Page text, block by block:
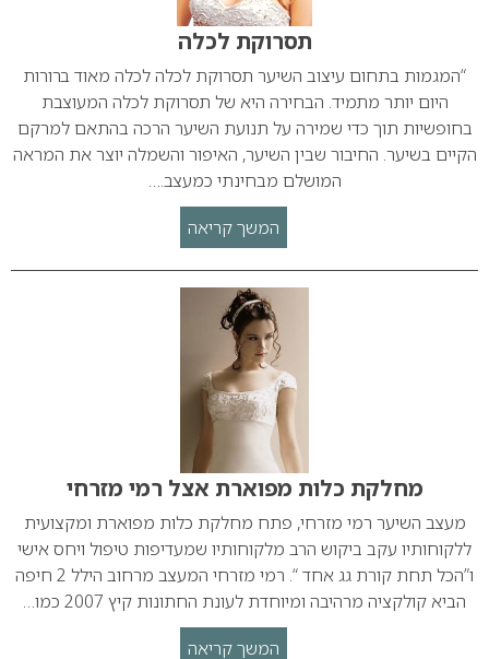
תסרוקת לכלה
“המגמות בתחום עיצוב השיער תסרוקת לכלה לכלה מאוד ברורות
היום יותר מתמיד. הבחירה היא של תסרוקת לכלה המעוצבת
בחופשיות תוך כדי שמירה על תנועת השיער הרכה בהתאם למרקם
הקיים בשיער. החיבור שבין השיער, האיפור והשמלה יוצר את המראה
המושלם מבחינתי כמעצב.…
המשך קריאה
מחלקת כלות מפוארת אצל רמי מזרחי
מעצב השיער רמי מזרחי, פתח מחלקת כלות מפוארת ומקצועית
ללקוחותיו עקב ביקוש הרב מלקוחותיו שמעדיפות טיפול ויחס אישי
ו”הכל תחת קורת גג אחד “. רמי מזרחי המעצב מרחוב הילל 2 חיפה
הביא קולקציה מרהיבה ומיוחדת לעונת החתונות קיץ 2007 כמו…
המשך קריאה